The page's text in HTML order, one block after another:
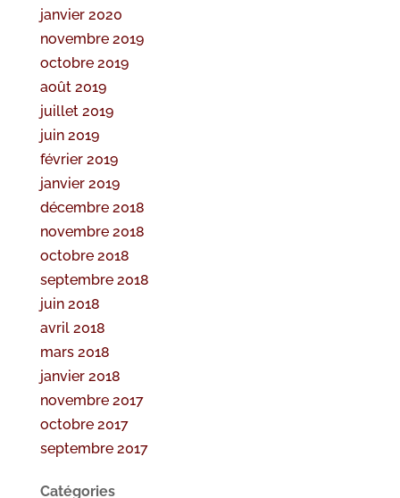
janvier 2020
novembre 2019
octobre 2019
août 2019
juillet 2019
juin 2019
février 2019
janvier 2019
décembre 2018
novembre 2018
octobre 2018
septembre 2018
juin 2018
avril 2018
mars 2018
janvier 2018
novembre 2017
octobre 2017
septembre 2017
Catégories